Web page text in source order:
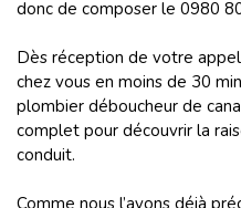
donc de composer le 0980
Dès réception de votre
chez vous en moins de 30
plombier déboucheur de
complet pour découvrir la
conduit.
Comme nous l’avons déjà